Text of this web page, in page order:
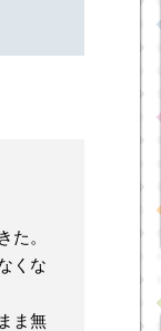
た。
くな
ま無